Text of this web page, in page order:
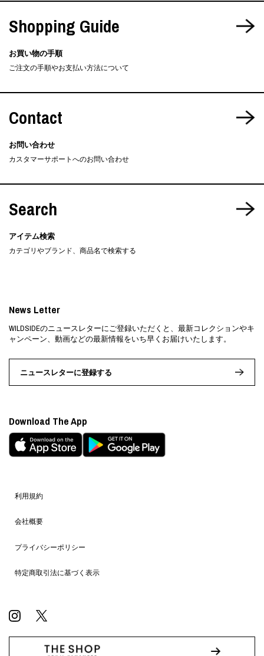
Shopping Guide
お買い物の手順
ご注文の手順やお支払い方法について
Contact
お問い合わせ
カスタマーサポートへのお問い合わせ
Search
アイテム検索
カテゴリやブランド、商品名で検索する
利用規約
会社概要
プライバシーポリシー
特定商取引法に基づく表示
News Letter
WILDSIDEのニュースレターにご登録いただくと、最新コレクションやキ
ャンペーン、動画などの最新情報をいち早くお届けいたします。
ニュースレターに登録する
Download The App